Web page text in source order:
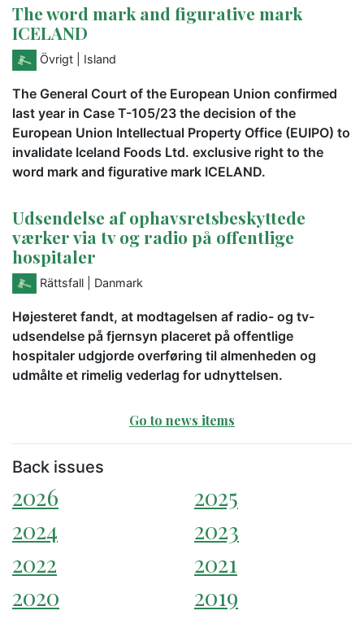
The word mark and figurative mark
ICELAND
Övrigt | Island
The General Court of the European Union confirmed
last year in Case T-105/23 the decision of the
European Union Intellectual Property Office (EUIPO) to
invalidate Iceland Foods Ltd. exclusive right to the
word mark and figurative mark ICELAND.
Udsendelse af ophavsretsbeskyttede
værker via tv og radio på offentlige
hospitaler
Rättsfall | Danmark
Højesteret fandt, at modtagelsen af radio- og tv-
udsendelse på fjernsyn placeret på offentlige
hospitaler udgjorde overføring til almenheden og
udmålte et rimelig vederlag for udnyttelsen.
Go to news items
Back issues
2026
2025
2024
2023
2022
2021
2020
2019